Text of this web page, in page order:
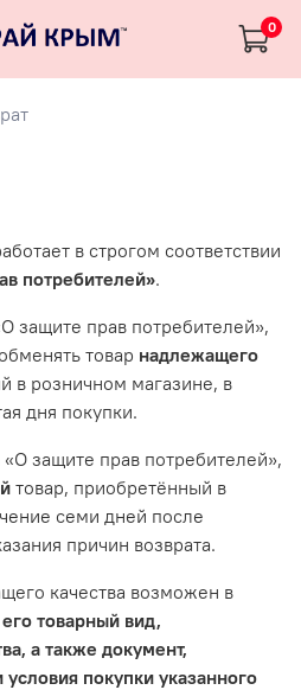
0
в строгом соответствии
потребителей».
защите прав потребителей»,
товар надлежащего
в розничном магазине, в
дня покупки.
«О защите прав потребителей»,
товар, приобретённый в
семи дней после
причин возврата.
качества возможен в
товарный вид,
а также документ,
покупки указанного